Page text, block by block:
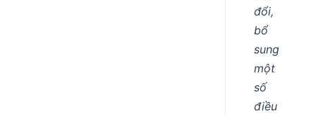
đổi,
bổ
sung
một
số
điều